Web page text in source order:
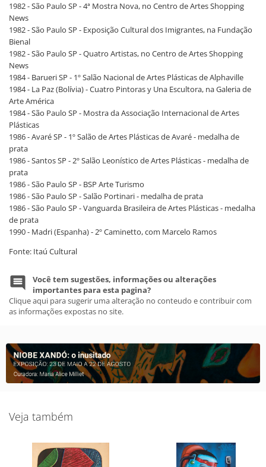
1982 - São Paulo SP - 4ª Mostra Nova, no Centro de Artes Shopping
News
1982 - São Paulo SP - Exposição Cultural dos Imigrantes, na Fundação
Bienal
1982 - São Paulo SP - Quatro Artistas, no Centro de Artes Shopping
News
1984 - Barueri SP - 1º Salão Nacional de Artes Plásticas de Alphaville
1984 - La Paz (Bolívia) - Cuatro Pintoras y Una Escultora, na Galeria de
Arte América
1984 - São Paulo SP - Mostra da Associação Internacional de Artes
Plásticas
1986 - Avaré SP - 1º Salão de Artes Plásticas de Avaré - medalha de
prata
1986 - Santos SP - 2º Salão Leonístico de Artes Plásticas - medalha de
prata
1986 - São Paulo SP - BSP Arte Turismo
1986 - São Paulo SP - Salão Portinari - medalha de prata
1986 - São Paulo SP - Vanguarda Brasileira de Artes Plásticas - medalha
de prata
1990 - Madri (Espanha) - 2º Caminetto, com Marcelo Ramos
Fonte: Itaú Cultural
Você tem sugestões, informações ou alterações
importantes para esta pagina?
Clique aqui para sugerir uma alteração no conteudo e contribuir com
as informações expostas no site.
Veja também